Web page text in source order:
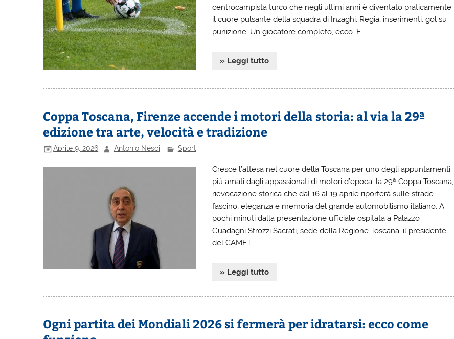
centrocampista turco che negli ultimi anni è diventato praticamente
il cuore pulsante della squadra di Inzaghi. Regia, inserimenti, gol su
punizione. Un giocatore completo, ecco. E
» Leggi tutto
Coppa Toscana, Firenze accende i motori della storia: al via la 29ª
edizione tra arte, velocità e tradizione
Aprile 9, 2026 Antonio Nesci Sport
Cresce l’attesa nel cuore della Toscana per uno degli appuntamenti
più amati dagli appassionati di motori d’epoca: la 29ª Coppa Toscana,
rievocazione storica che dal 16 al 19 aprile riporterà sulle strade
fascino, eleganza e memoria del grande automobilismo italiano. A
pochi minuti dalla presentazione ufficiale ospitata a Palazzo
Guadagni Strozzi Sacrati, sede della Regione Toscana, il presidente
del CAMET,
» Leggi tutto
Ogni partita dei Mondiali 2026 si fermerà per idratarsi: ecco come